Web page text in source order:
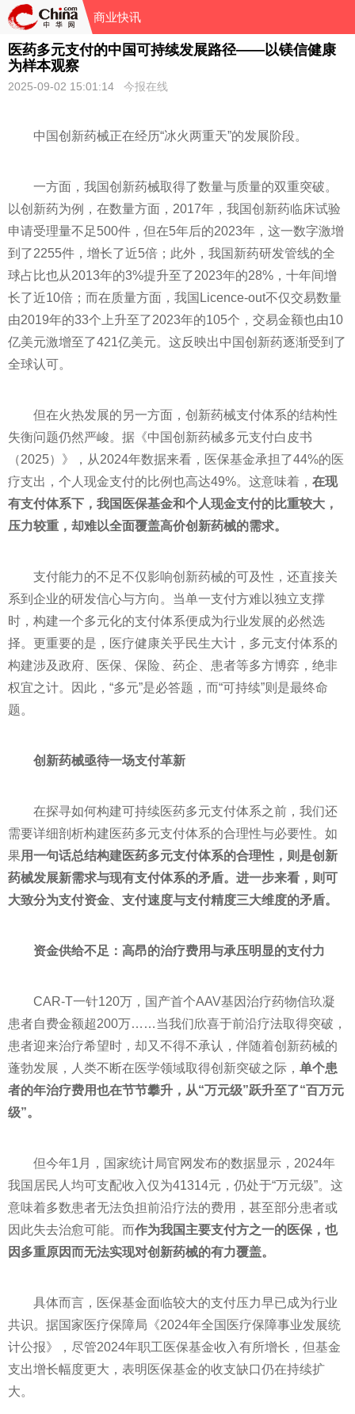
商业快讯
医药多元支付的中国可持续发展路径——以镁信健康
为样本观察
2025-09-02 15:01:14 今报在线
中国创新药械正在经历“冰火两重天”的发展阶段。
一方面，我国创新药械取得了数量与质量的双重突破。
以创新药为例，在数量方面，2017年，我国创新药临床试验
申请受理量不足500件，但在5年后的2023年，这一数字激增
到了2255件，增长了近5倍；此外，我国新药研发管线的全
球占比也从2013年的3%提升至了2023年的28%，十年间增
长了近10倍；而在质量方面，我国Licence-out不仅交易数量
由2019年的33个上升至了2023年的105个，交易金额也由10
亿美元激增至了421亿美元。这反映出中国创新药逐渐受到了
全球认可。
但在火热发展的另一方面，创新药械支付体系的结构性
失衡问题仍然严峻。据《中国创新药械多元支付白皮书
（2025）》，从2024年数据来看，医保基金承担了44%的医
疗支出，个人现金支付的比例也高达49%。这意味着， 在现
有支付体系下，我国医保基金和个人现金支付的比重较大，
压力较重，却难以全面覆盖高价创新药械的需求。
支付能力的不足不仅影响创新药械的可及性，还直接关
系到企业的研发信心与方向。当单一支付方难以独立支撑
时，构建一个多元化的支付体系便成为行业发展的必然选
择。更重要的是，医疗健康关乎民生大计，多元支付体系的
构建涉及政府、医保、保险、药企、患者等多方博弈，绝非
权宜之计。因此，“多元”是必答题，而“可持续”则是最终命
题。
创新药械亟待一场支付革新
在探寻如何构建可持续医药多元支付体系之前，我们还
需要详细剖析构建医药多元支付体系的合理性与必要性。如
果用一句话总结构建医药多元支付体系的合理性，则是创新
药械发展新需求与现有支付体系的矛盾。进一步来看，则可
大致分为支付资金、支付速度与支付精度三大维度的矛盾。
资金供给不足：高昂的治疗费用与承压明显的支付力
CAR-T一针120万，国产首个AAV基因治疗药物信玖凝
患者自费金额超200万……当我们欣喜于前沿疗法取得突破，
患者迎来治疗希望时，却又不得不承认，伴随着创新药械的
蓬勃发展，人类不断在医学领域取得创新突破之际， 单个患
者的年治疗费用也在节节攀升，从“万元级”跃升至了“百万元
级”。
但今年1月，国家统计局官网发布的数据显示，2024年
我国居民人均可支配收入仅为41314元，仍处于“万元级”。这
意味着多数患者无法负担前沿疗法的费用，甚至部分患者或
因此失去治愈可能。而作为我国主要支付方之一的医保，也
因多重原因而无法实现对创新药械的有力覆盖。
具体而言，医保基金面临较大的支付压力早已成为行业
共识。据国家医疗保障局《2024年全国医疗保障事业发展统
计公报》，尽管2024年职工医保基金收入有所增长，但基金
支出增长幅度更大，表明医保基金的收支缺口仍在持续扩
大。